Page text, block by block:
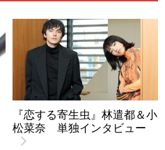
『恋する寄生虫』林遣都＆小
松菜奈 単独インタビュー